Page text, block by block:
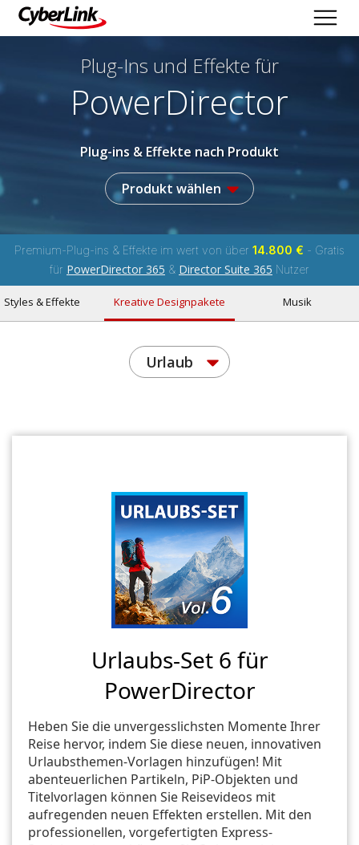
Plug-Ins und Effekte für
PowerDirector
Plug-ins & Effekte nach Produkt
Produkt wählen
Premium-Plug-ins & Effekte im wert von über 14.800 € - Gratis
für PowerDirector 365 & Director Suite 365 Nutzer
Styles & Effekte Kreative Designpakete Musik
Urlaub
Urlaubs-Set 6 für
PowerDirector
Heben Sie die unvergesslichsten Momente Ihrer
Reise hervor, indem Sie diese neuen, innovativen
Urlaubsthemen-Vorlagen hinzufügen! Mit
abenteuerlichen Partikeln, PiP-Objekten und
Titelvorlagen können Sie Reisevideos mit
aufregenden neuen Effekten erstellen. Mit den
professionellen, vorgefertigten Express-